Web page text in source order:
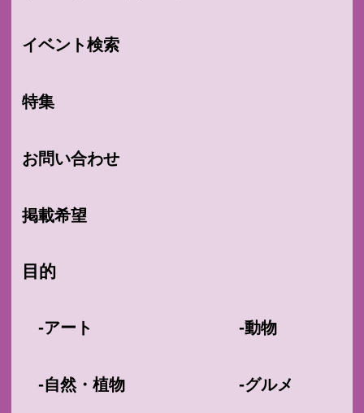
イベント検索
特集
お問い合わせ
掲載希望
目的
-アート
-自然・植物
-動物
-グルメ